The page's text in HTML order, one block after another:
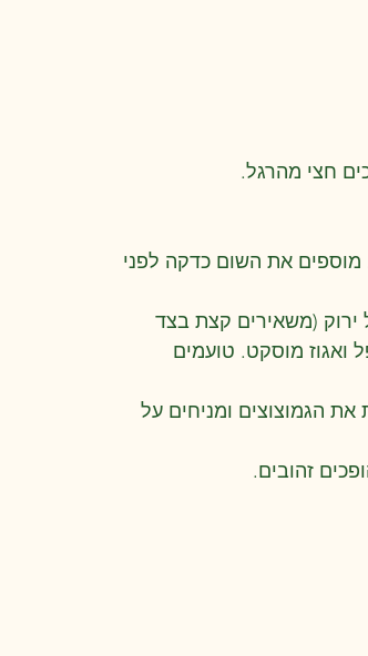
חצי מהרגל.
מוספים את השום כדקה לפני
ירוק (משאירים קצת בצד
ואגוז מוסקט. טועמים
הגמוצוצים ומניחים על